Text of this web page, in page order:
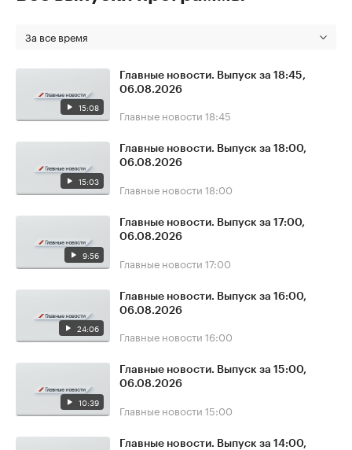
За все время
15:08
Главные новости. Выпуск за 18:45,
06.08.2026
Главные новости 18:45
15:03
Главные новости. Выпуск за 18:00,
06.08.2026
Главные новости 18:00
9:56
Главные новости. Выпуск за 17:00,
06.08.2026
Главные новости 17:00
24:06
Главные новости. Выпуск за 16:00,
06.08.2026
Главные новости 16:00
10:39
Главные новости. Выпуск за 15:00,
06.08.2026
Главные новости 15:00
Главные новости. Выпуск за 14:00,